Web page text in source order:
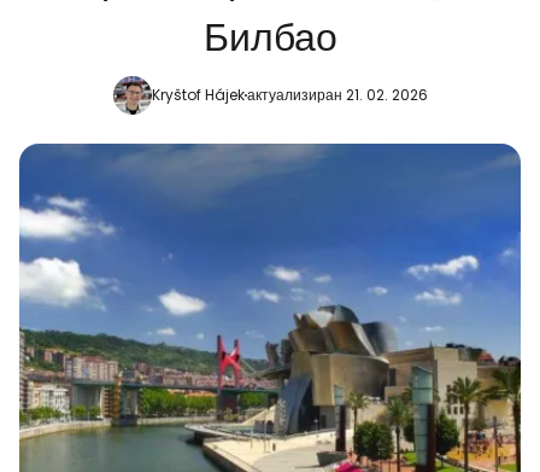
Билбао
Kryštof Hájekактуализиран 21. 02. 2026
Продължете с Facebook